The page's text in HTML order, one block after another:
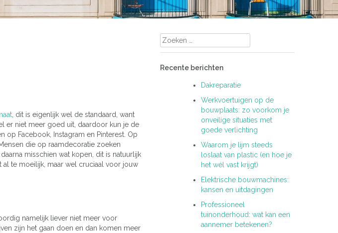
, dit is eigenlijk wel de standaard, want
er niet meer goed uit, daardoor kun je de
op Facebook, Instagram en Pinterest. Op
die op raamdecoratie zoeken
misschien wat kopen, dit is natuurlijk
al te moeilijk, maar wel cruciaal voor jouw
namelijk liever niet meer voor
zijn het gaan doen en dan komen meer
Zoeken
naar:
Recente berichten
Dakreparatie
Werkvoertuigen op de
bouwplaats: zo voorkom je
onveilige situaties met
goede verlichting
Waarom je lijm steeds
loslaat van plastic (en hoe je
het wél vast krijgt)
Elektrische bouwmachines:
kansen en uitdagingen
Professioneel
tuinonderhoud: wat kan een
aannemer betekenen?